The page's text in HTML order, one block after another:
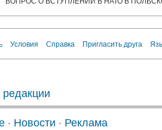
Условия Справка Пригласить друга
· Новости · Реклама